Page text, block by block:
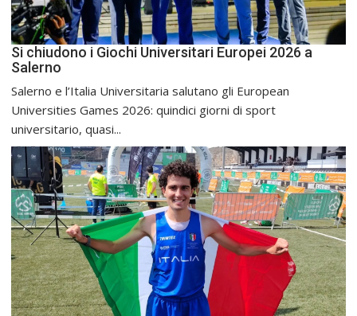
Si chiudono i Giochi Universitari Europei 2026 a
Salerno
Salerno e l’Italia Universitaria salutano gli European
Universities Games 2026: quindici giorni di sport
universitario, quasi...